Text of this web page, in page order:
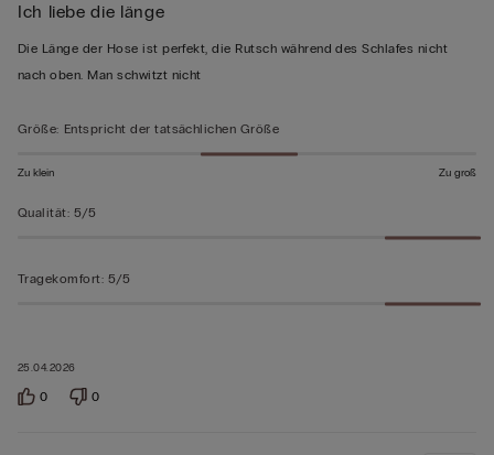
5
von
5
25.04.2026
Ich liebe die länge
Die Länge der Hose ist perfekt, die Rutsch während des Schlafes nicht
nach oben. Man schwitzt nicht
Größe: Entspricht der tatsächlichen Größe
Zu klein Zu groß
Qualität: 5/5
Tragekomfort: 5/5
0 0